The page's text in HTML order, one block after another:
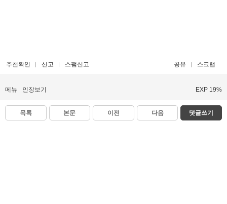
추천확인 신고 스팸신고 공유 스크랩
메뉴 인장보기 EXP 19%
목록 본문 이전 다음 댓글쓰기